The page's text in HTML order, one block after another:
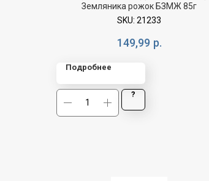
Земляника рожок БЗМЖ 85г
SKU: 21233
149,99 р.
Подробнее
?